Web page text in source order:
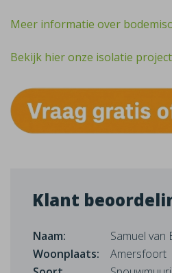
Meer informatie over
Bekijk hier onze isolatie
Klant
Naam:
Samuel van
Woonplaats:
Amersfoort